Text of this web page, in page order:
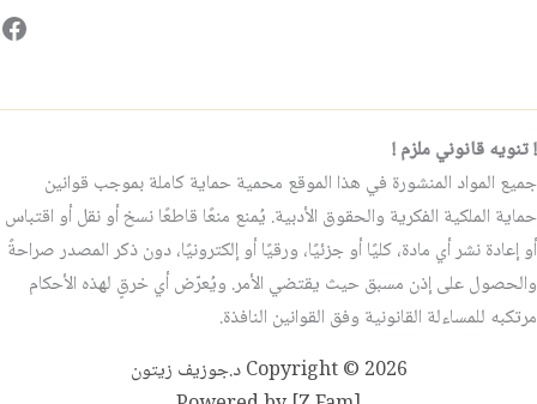
! تنويه قانوني ملزم !
جميع المواد المنشورة في هذا الموقع محمية حماية كاملة بموجب قوانين
حماية الملكية الفكرية والحقوق الأدبية. يُمنع منعًا قاطعًا نسخ أو نقل أو اقتباس
أو إعادة نشر أي مادة، كليًا أو جزئيًا، ورقيًا أو إلكترونيًا، دون ذكر المصدر صراحةً
والحصول على إذن مسبق حيث يقتضي الأمر. ويُعرّض أي خرقٍ لهذه الأحكام
مرتكبه للمساءلة القانونية وفق القوانين النافذة.
Copyright © 2026 د.جوزيف زيتون